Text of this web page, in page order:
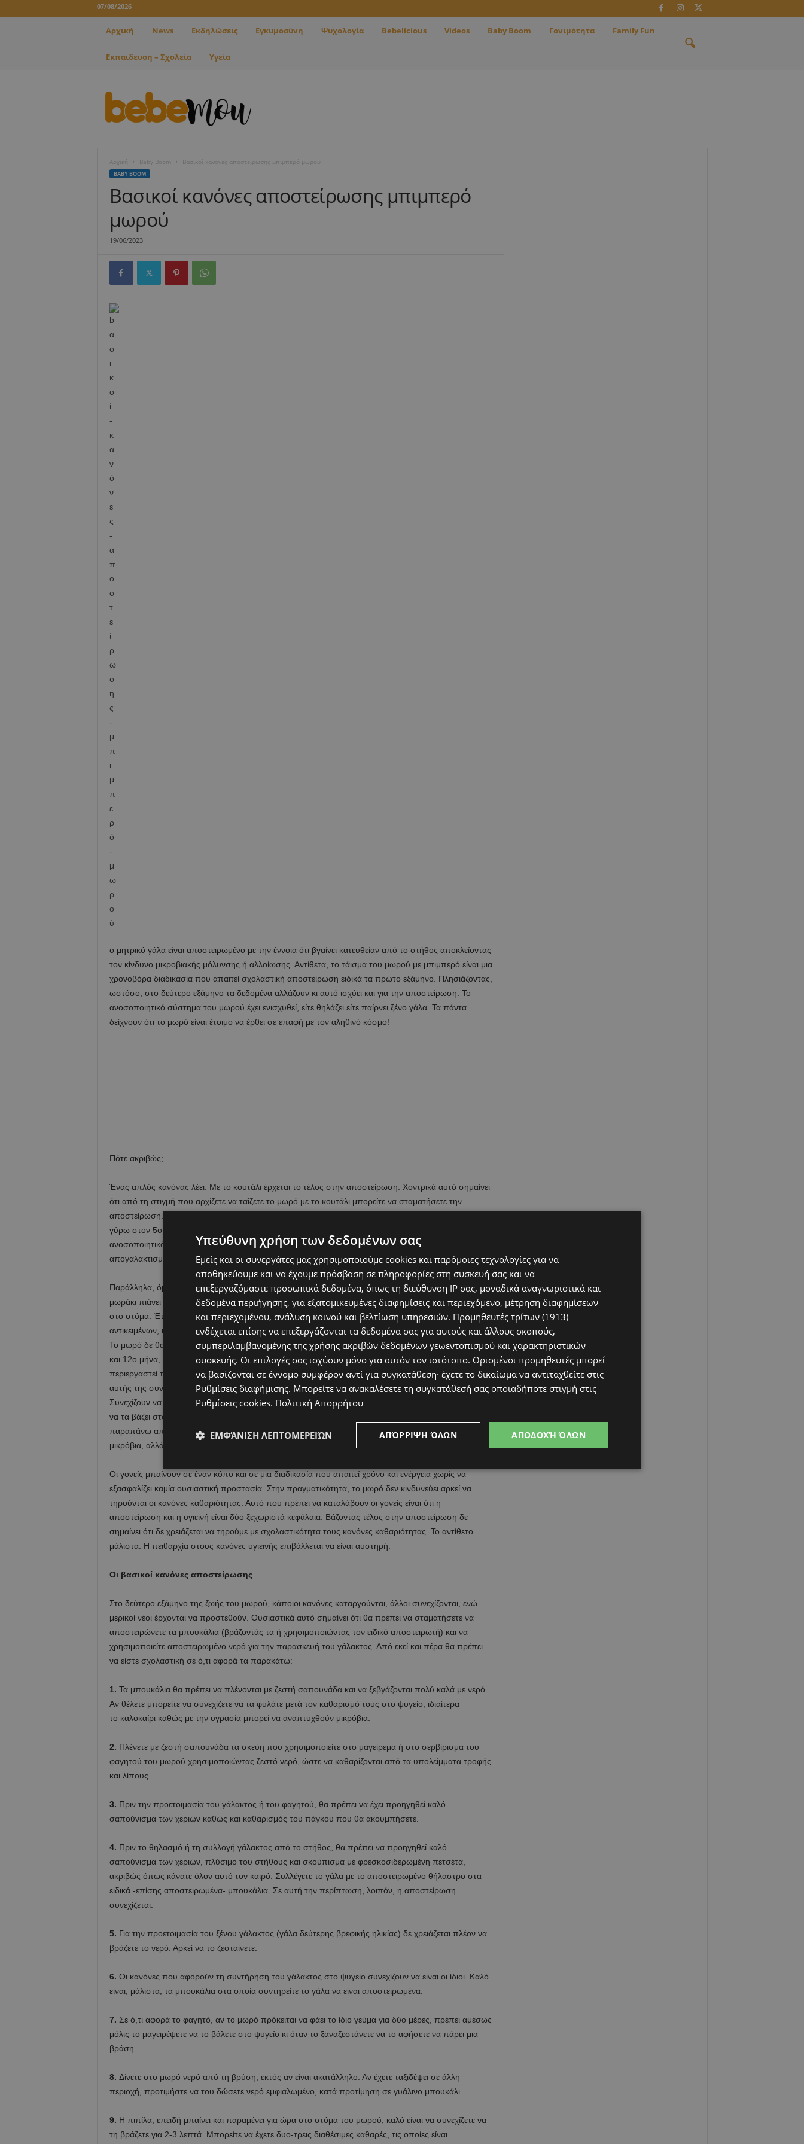
07/08/2026
Αρχική News Εκδηλώσεις Εγκυμοσύνη Ψυχολογία Bebelicious Videos Baby Boom Γονιμότητα Family Fun
Εκπαιδευση – Σχολεία Υγεία
Αρχική Baby Boom Bασικοί κανόνες αποστείρωσης μπιμπερό μωρού
BABY BOOM
Bασικοί κανόνες αποστείρωσης μπιμπερό
μωρού
19/06/2023
ο μητρικό γάλα είναι αποστειρωμένο με την έννοια ότι βγαίνει κατευθείαν από το στήθος αποκλείοντας
τον κίνδυνο μικροβιακής μόλυνσης ή αλλοίωσης. Αντίθετα, το τάισμα του μωρού με μπιμπερό είναι μια
χρονοβόρα διαδικασία που απαιτεί σχολαστική αποστείρωση ειδικά τα πρώτο εξάμηνο. Πλησιάζοντας,
ωστόσο, στο δεύτερο εξάμηνο τα δεδομένα αλλάζουν κι αυτό ισχύει και για την αποστείρωση. Το
ανοσοποιητικό σύστημα του μωρού έχει ενισχυθεί, είτε θηλάζει είτε παίρνει ξένο γάλα. Τα πάντα
δείχνουν ότι το μωρό είναι έτοιμο να έρθει σε επαφή με τον αληθινό κόσμο!
Πότε ακριβώς;
Ένας απλός κανόνας λέει: Με το κουτάλι έρχεται το τέλος στην αποστείρωση. Χοντρικά αυτό σημαίνει
ότι από τη στιγμή που αρχίζετε να ταΐζετε το μωρό με το κουτάλι μπορείτε να σταματήσετε την
αποστείρωση. Οι περισσότεροι παιδίατροι συστήνουν να ξεκινήσει ο απογαλακτισμός κάποια στιγμή
γύρω στον 5ο μήνα όχι μόνο γιατί το πεπτικό σύστημα του μωρού είναι πιο ώριμο αλλά επειδή και το
ανοσοποιητικό του σύστημα έχει ωριμάσει κι έχει αναπτύξει περισσότερη αντίσταση. Ο
απογαλακτισμός, λοιπόν, σημαίνει στην ουσία και το τέλος της αποστείρωσης.
Παράλληλα, όμως, με την εισαγωγή τροφών τον 5ο με 6ο μήνα ξεκινά και η στοματική φάση. Το
μωράκι πιάνει εύκολα αντικείμενα με τα χεράκια του και το πρώτο πράγμα που κάνει είναι να τα βάλει
στο στόμα. Έτσι για τους επόμενους δύο με τρεις μήνες περίπου, εξερευνά τη φύση των
αντικειμένων, κυρίως με το στόμα, καθώς προσπαθεί με αυτό τον τρόπο να εξερευνήσει τον κόσμο.
Το μωρό δε θα εγκαταλείψει αυτό τον πρώιμο τρόπο εξερεύνησης των αντικειμένων μέχρι τον 8ο έως
και 12ο μήνα, οπότε και θα αρχίσει να συντονίζει πιο ώριμα τις κινήσεις του, προκειμένου να
περιεργαστεί τα πράγματα γύρω του. Πολλές μητέρες ανησυχούν και θεωρούν ότι το μωρό, λόγω
αυτής της συνήθειας, είναι πιο επιρρεπές στα μικρόβια κι έτσι παρατείνουν την αποστείρωση.
Συνεχίζουν να βράζουν ή να ζεματούν αντικείμενα ή παιχνίδια που δίνουν στο μωρό κι αυτό συνηθίζει
να τα βάζει στο στοματάκι του. Στην πραγματικότητα, η αποστείρωση δε θα πρέπει να παρατείνεται
παραπάνω από τους οκτώ μήνες, όχι τόσο γιατί έτσι μεγαλώνει η ευαισθησία του μωρού στα
μικρόβια, αλλά γιατί δεν έχει πλέον κανένα νόημα.
Οι γονείς μπαίνουν σε έναν κόπο και σε μια διαδικασία που απαιτεί χρόνο και ενέργεια χωρίς να
εξασφαλίζει καμία ουσιαστική προστασία. Στην πραγματικότητα, το μωρό δεν κινδυνεύει αρκεί να
τηρούνται οι κανόνες καθαριότητας. Αυτό που πρέπει να καταλάβουν οι γονείς είναι ότι η
αποστείρωση και η υγιεινή είναι δύο ξεχωριστά κεφάλαια. Βάζοντας τέλος στην αποστείρωση δε
σημαίνει ότι δε χρειάζεται να τηρούμε με σχολαστικότητα τους κανόνες καθαριότητας. Το αντίθετο
μάλιστα. Η πειθαρχία στους κανόνες υγιεινής επιβάλλεται να είναι αυστηρή.
Οι βασικοί κανόνες αποστείρωσης
Στο δεύτερο εξάμηνο της ζωής του μωρού, κάποιοι κανόνες καταργούνται, άλλοι συνεχίζονται, ενώ
μερικοί νέοι έρχονται να προστεθούν. Ουσιαστικά αυτό σημαίνει ότι θα πρέπει να σταματήσετε να
αποστειρώνετε τα μπουκάλια (βράζοντάς τα ή χρησιμοποιώντας τον ειδικό αποστειρωτή) και να
χρησιμοποιείτε αποστειρωμένο νερό για την παρασκευή του γάλακτος. Από εκεί και πέρα θα πρέπει
να είστε σχολαστική σε ό,τι αφορά τα παρακάτω:
1. Τα μπουκάλια θα πρέπει να πλένονται με ζεστή σαπουνάδα και να ξεβγάζονται πολύ καλά με νερό.
Αν θέλετε μπορείτε να συνεχίζετε να τα φυλάτε μετά τον καθαρισμό τους στο ψυγείο, ιδιαίτερα
το καλοκαίρι καθώς με την υγρασία μπορεί να αναπτυχθούν μικρόβια.
2. Πλένετε με ζεστή σαπουνάδα τα σκεύη που χρησιμοποιείτε στο μαγείρεμα ή στο σερβίρισμα του
φαγητού του μωρού χρησιμοποιώντας ζεστό νερό, ώστε να καθαρίζονται από τα υπολείμματα τροφής
και λίπους.
3. Πριν την προετοιμασία του γάλακτος ή του φαγητού, θα πρέπει να έχει προηγηθεί καλό
σαπούνισμα των χεριών καθώς και καθαρισμός του πάγκου που θα ακουμπήσετε.
4. Πριν το θηλασμό ή τη συλλογή γάλακτος από το στήθος, θα πρέπει να προηγηθεί καλό
σαπούνισμα των χεριών, πλύσιμο του στήθους και σκούπισμα με φρεσκοσιδερωμένη πετσέτα,
ακριβώς όπως κάνατε όλον αυτό τον καιρό. Συλλέγετε το γάλα με το αποστειρωμένο θήλαστρο στα
ειδικά -επίσης αποστειρωμένα- μπουκάλια. Σε αυτή την περίπτωση, λοιπόν, η αποστείρωση
συνεχίζεται.
5. Για την προετοιμασία του ξένου γάλακτος (γάλα δεύτερης βρεφικής ηλικίας) δε χρειάζεται πλέον να
βράζετε το νερό. Αρκεί να το ζεσταίνετε.
6. Οι κανόνες που αφορούν τη συντήρηση του γάλακτος στο ψυγείο συνεχίζουν να είναι οι ίδιοι. Καλό
είναι, μάλιστα, τα μπουκάλια στα οποία συντηρείτε το γάλα να είναι αποστειρωμένα.
7. Σε ό,τι αφορά το φαγητό, αν το μωρό πρόκειται να φάει το ίδιο γεύμα για δύο μέρες, πρέπει αμέσως
μόλις το μαγειρέψετε να το βάλετε στο ψυγείο κι όταν το ξαναζεστάνετε να το αφήσετε να πάρει μια
βράση.
8. Δίνετε στο μωρό νερό από τη βρύση, εκτός αν είναι ακατάλληλο. Αν έχετε ταξιδέψει σε άλλη
περιοχή, προτιμήστε να του δώσετε νερό εμφιαλωμένο, κατά προτίμηση σε γυάλινο μπουκάλι.
9. Η πιπίλα, επειδή μπαίνει και παραμένει για ώρα στο στόμα του μωρού, καλό είναι να συνεχίζετε να
τη βράζετε για 2-3 λεπτά. Μπορείτε να έχετε δυο-τρεις διαθέσιμες καθαρές, τις οποίες είναι
Υπεύθυνη χρήση των δεδομένων σας
Εμείς και οι συνεργάτες μας χρησιμοποιούμε cookies και παρόμοιες τεχνολογίες για να
αποθηκεύουμε και να έχουμε πρόσβαση σε πληροφορίες στη συσκευή σας και να
επεξεργαζόμαστε προσωπικά δεδομένα, όπως τη διεύθυνση IP σας, μοναδικά αναγνωριστικά και
δεδομένα περιήγησης, για εξατομικευμένες διαφημίσεις και περιεχόμενο, μέτρηση διαφημίσεων
και περιεχομένου, ανάλυση κοινού και βελτίωση υπηρεσιών. Προμηθευτές τρίτων (1913)
ενδέχεται επίσης να επεξεργάζονται τα δεδομένα σας για αυτούς και άλλους σκοπούς,
συμπεριλαμβανομένης της χρήσης ακριβών δεδομένων γεωεντοπισμού και χαρακτηριστικών
συσκευής. Οι επιλογές σας ισχύουν μόνο για αυτόν τον ιστότοπο. Ορισμένοι προμηθευτές μπορεί
να βασίζονται σε έννομο συμφέρον αντί για συγκατάθεση· έχετε το δικαίωμα να αντιταχθείτε στις
Ρυθμίσεις διαφήμισης. Μπορείτε να ανακαλέσετε τη συγκατάθεσή σας οποιαδήποτε στιγμή στις
Ρυθμίσεις cookies. Πολιτική Απορρήτου
ΑΠΟΔΟΧΉ ΌΛΩΝ
ΑΠΌΡΡΙΨΗ ΌΛΩΝ
ΕΜΦΆΝΙΣΗ ΛΕΠΤΟΜΕΡΕΙΏΝ